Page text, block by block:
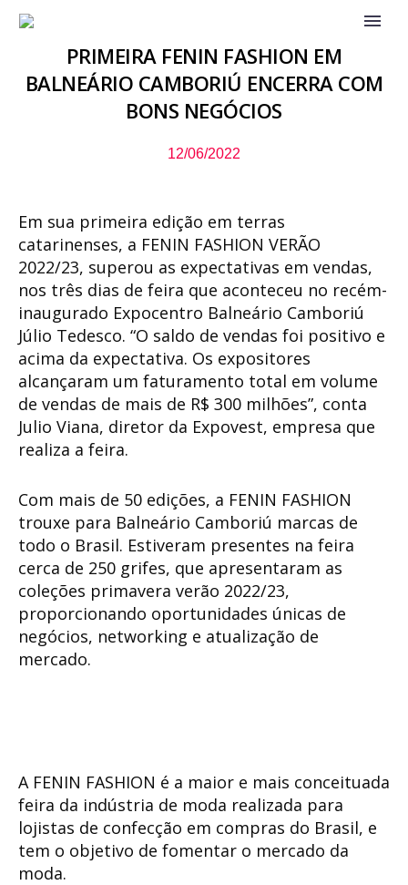
PRIMEIRA FENIN FASHION EM
BALNEÁRIO CAMBORIÚ ENCERRA COM
BONS NEGÓCIOS
12/06/2022
Em sua primeira edição em terras
catarinenses, a FENIN FASHION VERÃO
2022/23, superou as expectativas em vendas,
nos três dias de feira que aconteceu no recém-
inaugurado Expocentro Balneário Camboriú
Júlio Tedesco. “O saldo de vendas foi positivo e
acima da expectativa. Os expositores
alcançaram um faturamento total em volume
de vendas de mais de R$ 300 milhões”, conta
Julio Viana, diretor da Expovest, empresa que
realiza a feira.
Com mais de 50 edições, a FENIN FASHION
trouxe para Balneário Camboriú marcas de
todo o Brasil. Estiveram presentes na feira
cerca de 250 grifes, que apresentaram as
coleções primavera verão 2022/23,
proporcionando oportunidades únicas de
negócios, networking e atualização de
mercado.
A FENIN FASHION é a maior e mais conceituada
feira da indústria de moda realizada para
lojistas de confecção em compras do Brasil, e
tem o objetivo de fomentar o mercado da
moda.